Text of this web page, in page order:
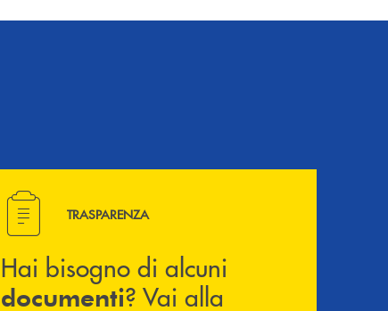
Hai bisogno di alcuni documenti ? Vai alla pagina della
TRASPARENZA
Hai bisogno di alcuni
documenti? Vai alla